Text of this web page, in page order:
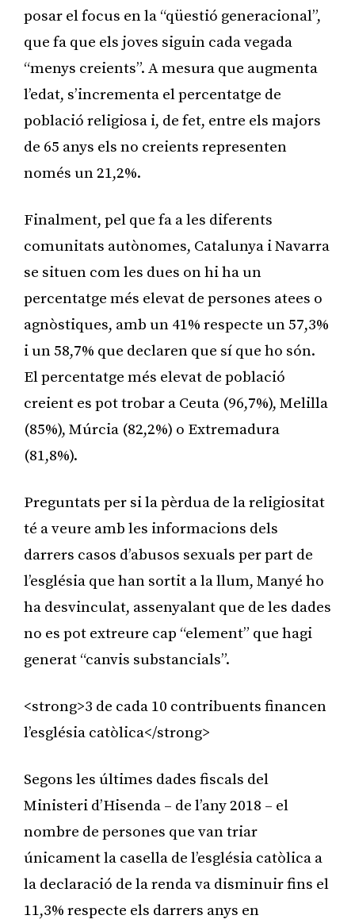
posar el focus en la “qüestió generacional”,
que fa que els joves siguin cada vegada
“menys creients”. A mesura que augmenta
l’edat, s’incrementa el percentatge de
població religiosa i, de fet, entre els majors
de 65 anys els no creients representen
només un 21,2%.
Finalment, pel que fa a les diferents
comunitats autònomes, Catalunya i Navarra
se situen com les dues on hi ha un
percentatge més elevat de persones atees o
agnòstiques, amb un 41% respecte un 57,3%
i un 58,7% que declaren que sí que ho són.
El percentatge més elevat de població
creient es pot trobar a Ceuta (96,7%), Melilla
(85%), Múrcia (82,2%) o Extremadura
(81,8%).
Preguntats per si la pèrdua de la religiositat
té a veure amb les informacions dels
darrers casos d’abusos sexuals per part de
l’església que han sortit a la llum, Manyé ho
ha desvinculat, assenyalant que de les dades
no es pot extreure cap “element” que hagi
generat “canvis substancials”.
<strong>3 de cada 10 contribuents financen
l’església catòlica</strong>
Segons les últimes dades fiscals del
Ministeri d’Hisenda – de l’any 2018 – el
nombre de persones que van triar
únicament la casella de l’església catòlica a
la declaració de la renda va disminuir fins el
11,3% respecte els darrers anys en